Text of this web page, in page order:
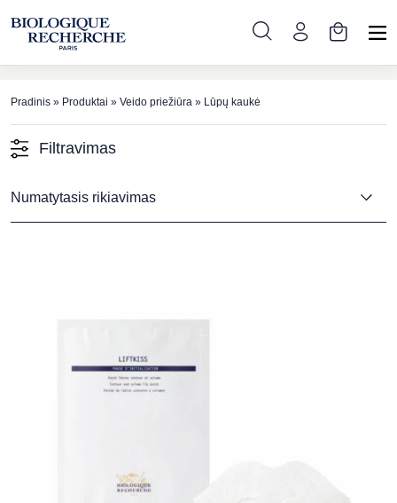
Lūpų kaukė
Pradinis » Produktai » Veido priežiūra » Lūpų kaukė
Filtravimas